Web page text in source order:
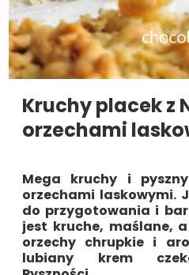
Kruchy placek z
orzechami
Mega kruchy i
orzechami laskowymi.
do przygotowania i
jest kruche, maślane,
orzechy chrupkie i
lubiany krem